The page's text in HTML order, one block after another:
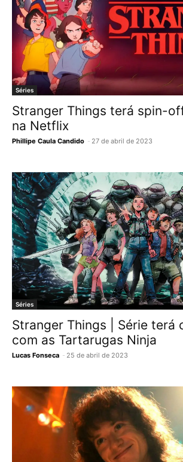
Séries
Stranger Things terá spin-
na Netflix
Phillipe Caula Candido - 27 de abril de 2023
Séries
Stranger Things | Série terá
com as Tartarugas Ninja
Lucas Fonseca - 25 de abril de 2023